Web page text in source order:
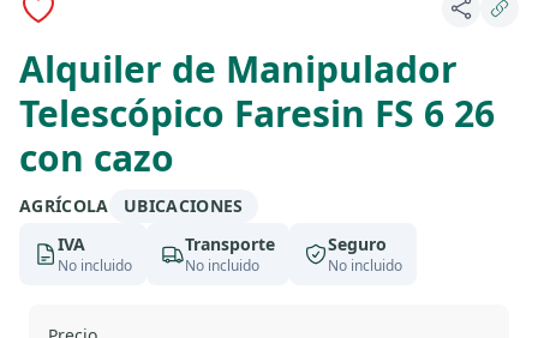
Alquiler de Manipulador
Telescópico Faresin FS 6 26
con cazo
AGRÍCOLA
UBICACIONES
IVA
No incluido
Transporte
No incluido
Seguro
No incluido